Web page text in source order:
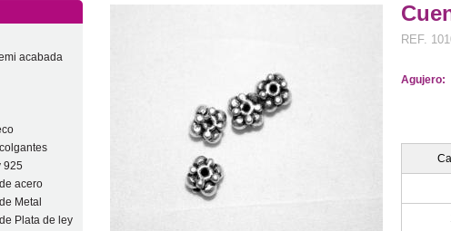
acabada
925
acero
Metal
Plata de ley
REF.
Agujero: